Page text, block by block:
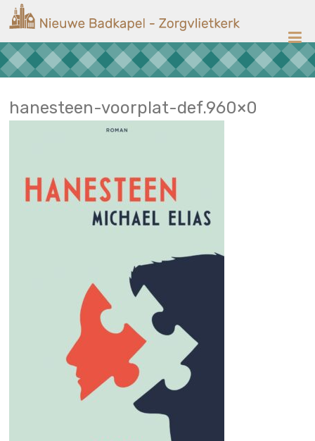
naar
inhoud
Nieuwe
Badkapel
Kerk
hanesteen-voorplat-def.960×0